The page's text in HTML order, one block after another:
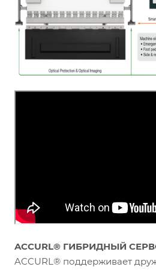
ACCURL® ГИБРИДНЫЙ
ACCURL® поддерживает